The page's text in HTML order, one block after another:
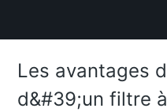
Les avantages
d&#39;un filtre